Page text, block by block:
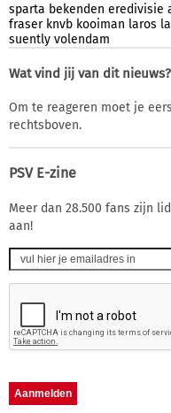
sparta bekenden eredivisie
fraser knvb kooiman laros
suently volendam
Wat vind jij van dit nieuws?
Om te reageren moet je
rechtsboven.
PSV E-zine
Meer dan 28.500 fans zijn
aan!